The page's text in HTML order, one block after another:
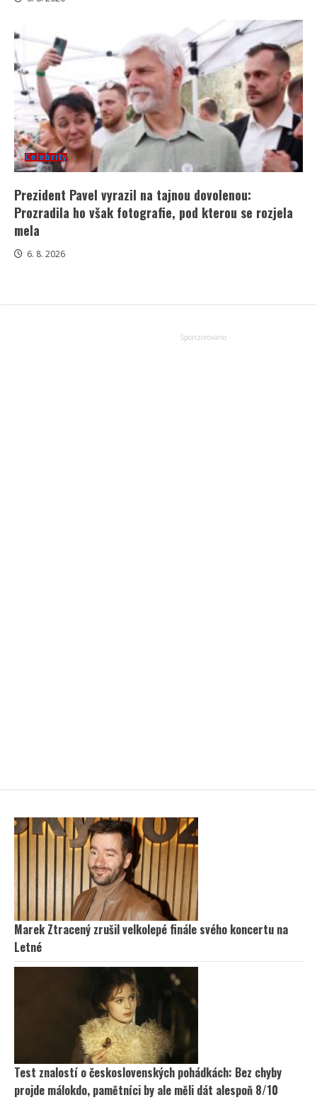
Celebrity
Prezident Pavel vyrazil na tajnou dovolenou:
Prozradila ho však fotografie, pod kterou se rozjela
mela
6. 8. 2026
Marek Ztracený zrušil velkolepé finále svého koncertu na
Letné
Test znalostí o československých pohádkách: Bez chyby
projde málokdo, pamětníci by ale měli dát alespoň 8/10